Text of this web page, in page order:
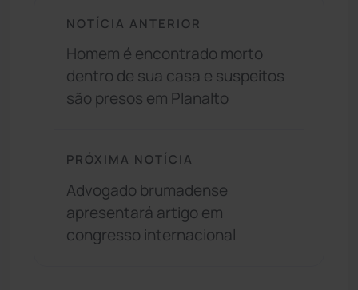
NOTÍCIA ANTERIOR
Homem é encontrado morto
dentro de sua casa e suspeitos
são presos em Planalto
PRÓXIMA NOTÍCIA
Advogado brumadense
apresentará artigo em
congresso internacional